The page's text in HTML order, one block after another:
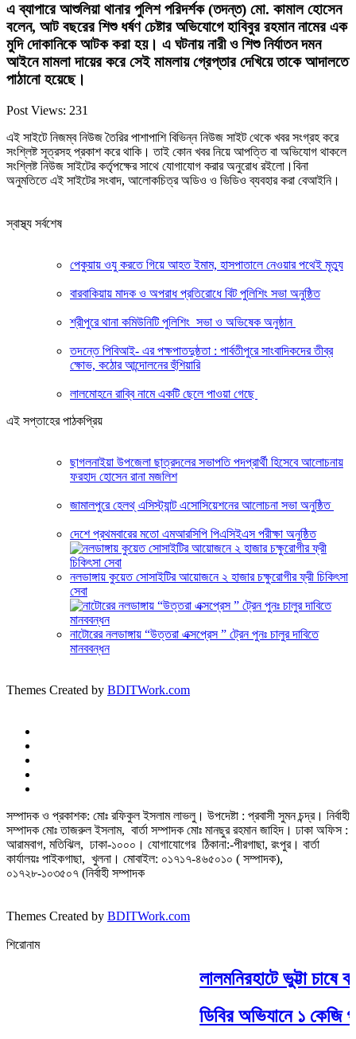
এ ব্যাপারে আশুলিয়া থানার পুলিশ পরিদর্শক (তদন্ত) মো. কামাল হোসেন
বলেন, আট বছরের শিশু ধর্ষণ চেষ্টার অভিযোগে হাবিবুর রহমান নামের এক
মুদি দোকানিকে আটক করা হয়। এ ঘটনায় নারী ও শিশু নির্যাতন দমন
আইনে মামলা দায়ের করে সেই মামলায় গ্রেপ্তার দেখিয়ে তাকে আদালতে
পাঠানো হয়েছে।
Post Views: 231
এই সাইটে নিজম্ব নিউজ তৈরির পাশাপাশি বিভিন্ন নিউজ সাইট থেকে খবর সংগ্রহ করে
সংশ্লিষ্ট সূত্রসহ প্রকাশ করে থাকি। তাই কোন খবর নিয়ে আপত্তি বা অভিযোগ থাকলে
সংশ্লিষ্ট নিউজ সাইটের কর্তৃপক্ষের সাথে যোগাযোগ করার অনুরোধ রইলো।বিনা
অনুমতিতে এই সাইটের সংবাদ, আলোকচিত্র অডিও ও ভিডিও ব্যবহার করা বেআইনি।
স্বাস্থ্য সর্বশেষ
পেকুয়ায় ওযু করতে গিয়ে আহত ইমাম, হাসপাতালে নেওয়ার পথেই মৃত্যু
বারবাকিয়ায় মাদক ও অপরাধ প্রতিরোধে বিট পুলিশিং সভা অনুষ্ঠিত
শ্রীপুরে থানা কমিউনিটি পুলিশিং সভা ও অভিষেক অনুষ্ঠান
তদন্তে পিবিআই- এর পক্ষপাতদুষ্ঠতা : পার্বতীপুরে সাংবাদিকদের তীব্র
ক্ষোভ, কঠোর আন্দোলনের হুঁশিয়ারি
লালমোহনে রাব্বি নামে একটি ছেলে পাওয়া গেছে
এই সপ্তাহের পাঠকপ্রিয়
ছাগলনাইয়া উপজেলা ছাত্রদলের সভাপতি পদপ্রার্থী হিসেবে আলোচনায়
ফরহাদ হোসেন রানা মজলিশ
জামালপুরে হেলথ্ এসিস্ট্যান্ট এসোসিয়েশনের আলোচনা সভা অনুষ্ঠিত
দেশে প্রথমবারের মতো এমআরসিপি পিএসিইএস পরীক্ষা অনুষ্ঠিত
নলডাঙ্গায় কুয়েত সোসাইটির আয়োজনে ২ হাজার চক্ষুরোগীর ফ্রী চিকিৎসা
সেবা
নাটোরের নলডাঙ্গায় “উত্তরা এক্সপ্রেস ” ট্রেন পুনঃ চালুর দাবিতে
মানববন্ধন
Themes Created by BDITWork.com
সম্পাদক ও প্রকাশক: মোঃ রফিকুল ইসলাম লাভলু। উপদেষ্টা : প্রবাসী সুমন চন্দ্র। নির্বাহী
সম্পাদক মোঃ তাজরুল‌‌ ইসলাম, বার্তা সম্পাদক মোঃ মানছুর রহমান জাহিদ। ঢাকা অফিস :
আরামবাগ, মতিঝিল, ঢাকা-১০০০। যোগাযোগের ঠিকানা:-পীরগাছা‌, রংপুর। বার্তা
কার্যালয়ঃ পাইকগাছা, খুলনা। মোবাইল: ০১৭১৭-৪৬৫০১০ ( সম্পাদক),
০১৭২৮-১০৩৫০৭ (নির্বাহী সম্পাদক
Themes Created by BDITWork.com
শিরোনাম
লালমনিরহাটে ভুট্টা
ডিবির অভিযানে ১ কেজি